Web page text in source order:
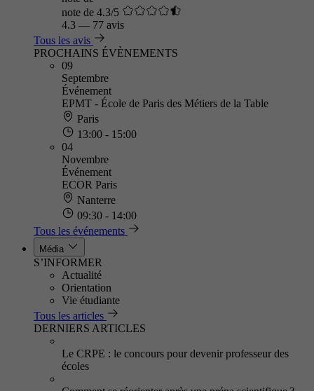
note de 4.3/5
4.3 — 77 avis
Tous les avis
PROCHAINS ÉVÈNEMENTS
09
Septembre
Événement
EPMT - École de Paris des Métiers de la Table
Paris
13:00 - 15:00
04
Novembre
Événement
ECOR Paris
Nanterre
09:30 - 14:00
Tous les événements
Média
S’INFORMER
Actualité
Orientation
Vie étudiante
Tous les articles
DERNIERS ARTICLES
Le CRPE : le concours pour devenir professeur des
écoles